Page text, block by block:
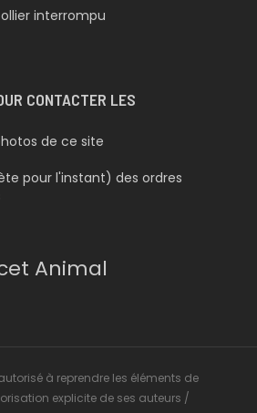
interrompu
CONTACTER LES
de ce site
pour l'instant) des ordres
Animal
à reprendre les éléments de
explicite de ses auteurs /